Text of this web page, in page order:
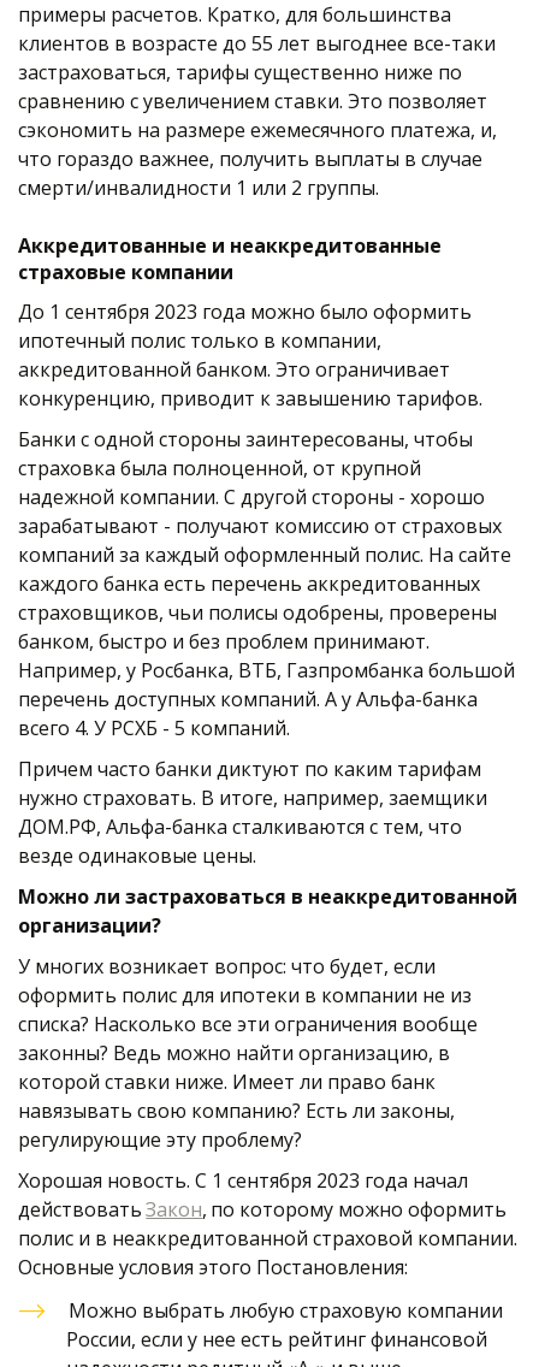
примеры расчетов. Кратко, для большинства
клиентов в возрасте до 55 лет выгоднее все-таки
застраховаться, тарифы существенно ниже по
сравнению с увеличением ставки. Это позволяет
сэкономить на размере ежемесячного платежа, и,
что гораздо важнее, получить выплаты в случае
смерти/инвалидности 1 или 2 группы.
Аккредитованные и неаккредитованные
страховые компании
До 1 сентября 2023 года можно было оформить
ипотечный полис только в компании,
аккредитованной банком. Это ограничивает
конкуренцию, приводит к завышению тарифов.
Банки с одной стороны заинтересованы, чтобы
страховка была полноценной, от крупной
надежной компании. С другой стороны - хорошо
зарабатывают - получают комиссию от страховых
компаний за каждый оформленный полис. На сайте
каждого банка есть перечень аккредитованных
страховщиков, чьи полисы одобрены, проверены
банком, быстро и без проблем принимают.
Например, у Росбанка, ВТБ, Газпромбанка большой
перечень доступных компаний. А у Альфа-банка
всего 4. У РСХБ - 5 компаний.
Причем часто банки диктуют по каким тарифам
нужно страховать. В итоге, например, заемщики
ДОМ.РФ, Альфа-банка сталкиваются с тем, что
везде одинаковые цены.
Можно ли застраховаться в неаккредитованной
организации?
У многих возникает вопрос: что будет, если
оформить полис для ипотеки в компании не из
списка? Насколько все эти ограничения вообще
законны? Ведь можно найти организацию, в
которой ставки ниже. Имеет ли право банк
навязывать свою компанию? Есть ли законы,
регулирующие эту проблему?
Хорошая новость. С 1 сентября 2023 года начал
действовать Закон, по которому можно оформить
полис и в неаккредитованной страховой компании.
Основные условия этого Постановления:
Можно выбрать любую страховую компании
России, если у нее есть рейтинг финансовой